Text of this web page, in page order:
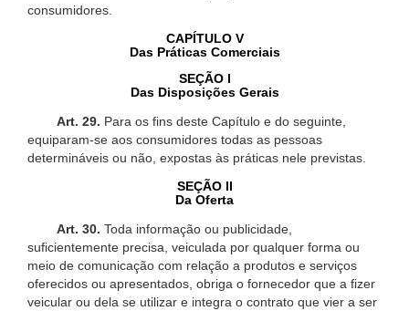
consumidores.
CAPÍTULO V
Das Práticas Comerciais
SEÇÃO I
Das Disposições Gerais
Art. 29. Para os fins deste Capítulo e do seguinte,
equiparam-se aos consumidores todas as pessoas
determináveis ou não, expostas às práticas nele previstas.
SEÇÃO II
Da Oferta
Art. 30. Toda informação ou publicidade,
suficientemente precisa, veiculada por qualquer forma ou
meio de comunicação com relação a produtos e serviços
oferecidos ou apresentados, obriga o fornecedor que a fizer
veicular ou dela se utilizar e integra o contrato que vier a ser